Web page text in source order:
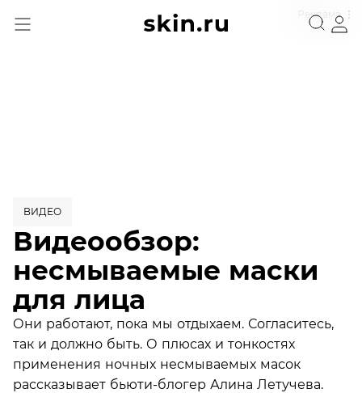
Реклама
ВИДЕО
Видеообзор:
несмываемые маски
для лица
Они работают, пока мы отдыхаем. Согласитесь,
так и должно быть. О плюсах и тонкостях
применения ночных несмываемых масок
рассказывает бьюти-блогер Алина Летучева.